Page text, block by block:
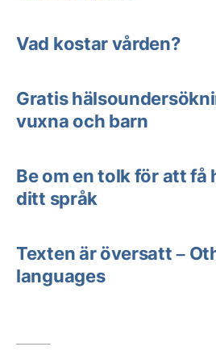
Vad kostar vården?
Gratis
vuxna och barn
Be om en tolk för att få
ditt språk
Texten är översatt –
languages